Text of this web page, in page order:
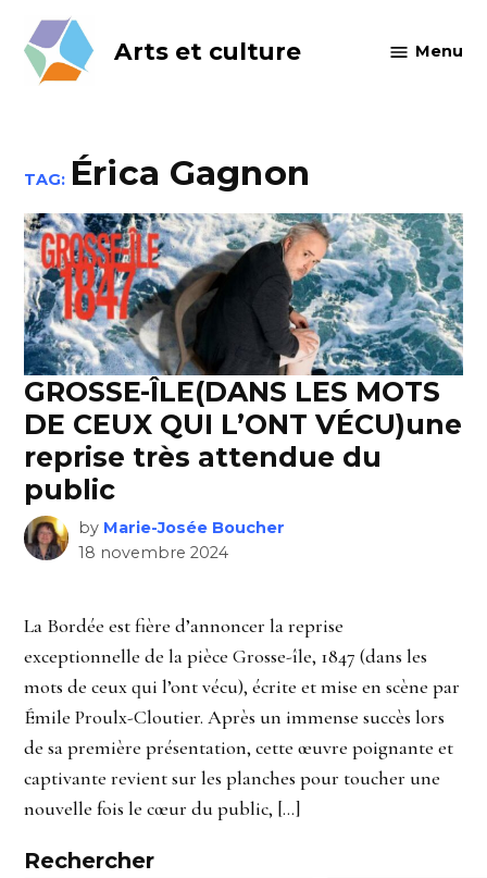
content
Arts et culture Menu
TAG: Érica Gagnon
GROSSE-ÎLE(DANS LES MOTS
DE CEUX QUI L’ONT VÉCU)une
reprise très attendue du
public
by Marie-Josée Boucher
18 novembre 2024
La Bordée est fière d’annoncer la reprise
exceptionnelle de la pièce Grosse-île, 1847 (dans les
mots de ceux qui l’ont vécu), écrite et mise en scène par
Émile Proulx-Cloutier. Après un immense succès lors
de sa première présentation, cette œuvre poignante et
captivante revient sur les planches pour toucher une
nouvelle fois le cœur du public, […]
Rechercher